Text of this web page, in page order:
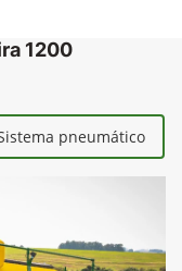
1200
pneumático